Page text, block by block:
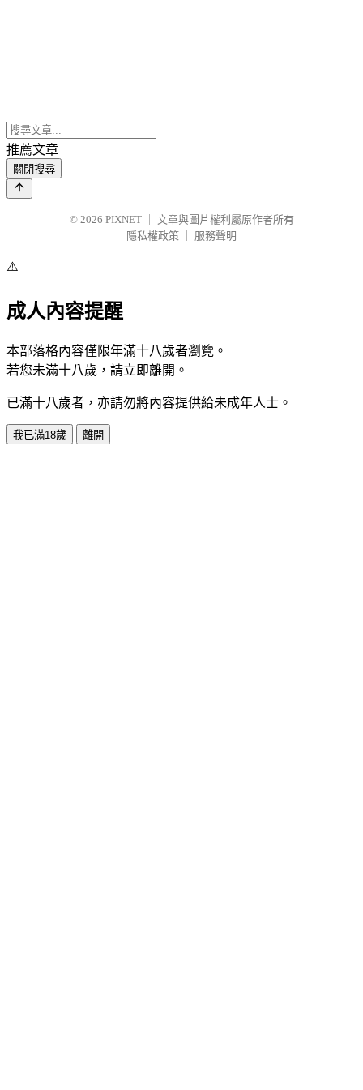
推薦文章
關閉搜尋
© 2026 PIXNET
文章與圖片權利屬原作者所有
隱私權政策
服務聲明
⚠️
成人內容提醒
本部落格內容僅限年滿十八歲者瀏覽。
若您未滿十八歲，請立即離開。
已滿十八歲者，亦請勿將內容提供給未成年人士。
我已滿18歲 離開